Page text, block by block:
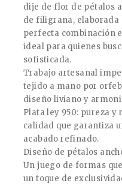
dije de flor de pétalos
de filigrana, elaborada
perfecta combinación
ideal para quienes
sofisticada.
Trabajo artesanal
tejido a mano por
diseño liviano y
Plata ley 950: pureza
calidad que garantiza
acabado refinado.
Diseño de pétalos
Un juego de formas
un toque de